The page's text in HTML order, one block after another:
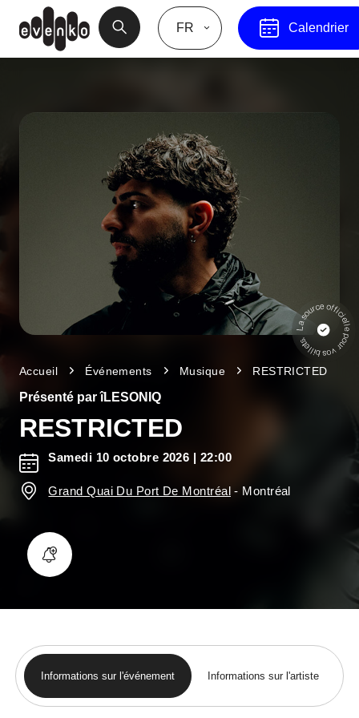
FR Calendrier
Accueil Événements Musique RESTRICTED
Présenté par îLESONIQ
RESTRICTED
Samedi 10 octobre 2026 | 22:00
Grand Quai Du Port De Montréal- Montréal
Informations sur l'événement Informations sur l'artiste